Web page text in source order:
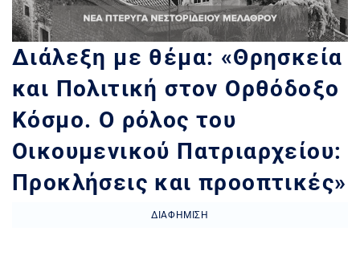
Διάλεξη με θέμα: «Θρησκεία
και Πολιτική στον Ορθόδοξο
Κόσμο. Ο ρόλος του
Οικουμενικού Πατριαρχείου:
Προκλήσεις και προοπτικές»
ΔΙΑΦΉΜΙΣΗ